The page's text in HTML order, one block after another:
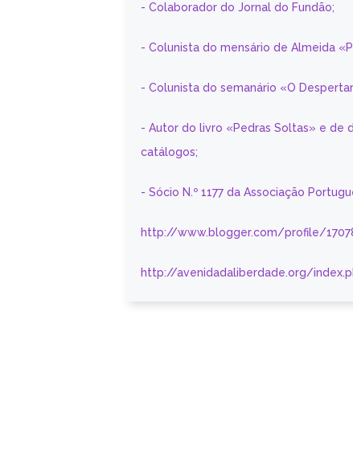
- Colaborador do Jornal do Fundão;
- Colunista do mensário de Almeida
- Colunista do semanário «O
- Autor do livro «Pedras Soltas» e de
catálogos;
- Sócio N.º 1177 da Associação
http://www.blogger.com/profile/
http://avenidadaliberdade.org/